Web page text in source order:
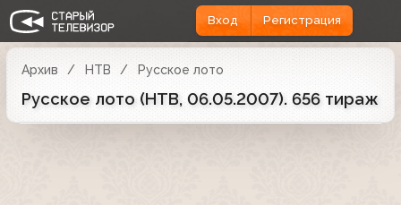
Вход Регистрация
Архив НТВ Русское лото
Русское лото (НТВ, 06.05.2007). 656 тираж